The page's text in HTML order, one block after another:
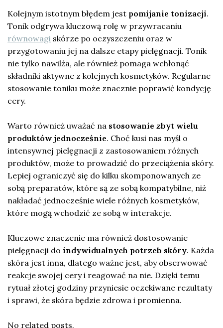
Kolejnym istotnym błędem jest pomijanie tonizacji.
Tonik odgrywa kluczową rolę w przywracaniu
równowagi skórze po oczyszczeniu oraz w
przygotowaniu jej na dalsze etapy pielęgnacji. Tonik
nie tylko nawilża, ale również pomaga wchłonąć
składniki aktywne z kolejnych kosmetyków. Regularne
stosowanie toniku może znacznie poprawić kondycję
cery.
Warto również uważać na stosowanie zbyt wielu
produktów jednocześnie. Choć kusi nas myśl o
intensywnej pielęgnacji z zastosowaniem różnych
produktów, może to prowadzić do przeciążenia skóry.
Lepiej ograniczyć się do kilku skomponowanych ze
sobą preparatów, które są ze sobą kompatybilne, niż
nakładać jednocześnie wiele różnych kosmetyków,
które mogą wchodzić ze sobą w interakcje.
Kluczowe znaczenie ma również dostosowanie
pielęgnacji do indywidualnych potrzeb skóry. Każda
skóra jest inna, dlatego ważne jest, aby obserwować
reakcje swojej cery i reagować na nie. Dzięki temu
rytuał złotej godziny przyniesie oczekiwane rezultaty
i sprawi, że skóra będzie zdrowa i promienna.
No related posts.